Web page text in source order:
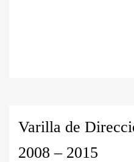
Varilla de
2008 – 2015